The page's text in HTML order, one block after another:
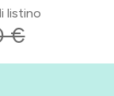
listino
€